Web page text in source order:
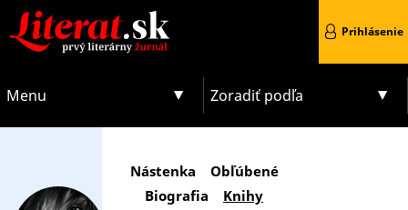
Menu Zoradiť podľa
Prihlásenie
Nástenka
Obľúbené
Biografia
Knihy